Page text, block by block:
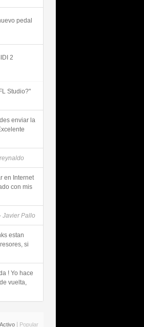
pedal
2
Studio?"
enviar la
en Internet
con mis
Javier Pallo
estan
si
! Yo hace
vuelta,
Activo Popular